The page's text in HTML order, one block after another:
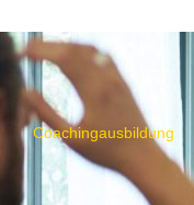
Coachingausbildung